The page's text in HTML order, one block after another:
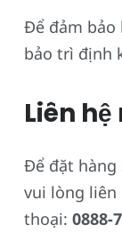
Để đảm bảo
bảo trì định
Liên
Để đặt hàng
vui lòng liên
thoại: 0888-